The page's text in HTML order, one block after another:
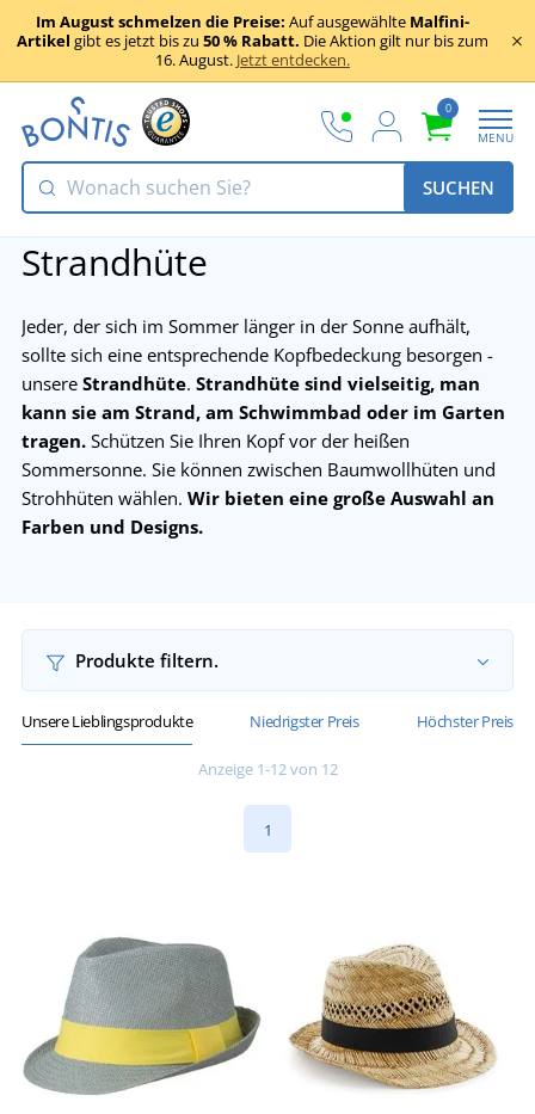
Im August schmelzen die Preise: Auf ausgewählte Malfini-
Artikel gibt es jetzt bis zu 50 % Rabatt. Die Aktion gilt nur bis zum
16. August. Jetzt entdecken.
0
MENU
SUCHEN
Strandhüte
Jeder, der sich im Sommer länger in der Sonne aufhält,
sollte sich eine entsprechende Kopfbedeckung besorgen -
unsere Strandhüte. Strandhüte sind vielseitig, man
kann sie am Strand, am Schwimmbad oder im Garten
tragen. Schützen Sie Ihren Kopf vor der heißen
Sommersonne. Sie können zwischen Baumwollhüten und
Strohhüten wählen. Wir bieten eine große Auswahl an
Farben und Designs.
Produkte filtern.
Unsere Lieblingsprodukte Niedrigster Preis Höchster Preis
Anzeige 1-12 von 12
1